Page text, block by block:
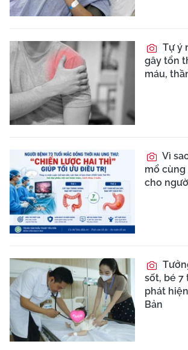
Tự ý
gây tổn
máu,
Vì
mổ
cho
sốt, bé 7
phát
Bản